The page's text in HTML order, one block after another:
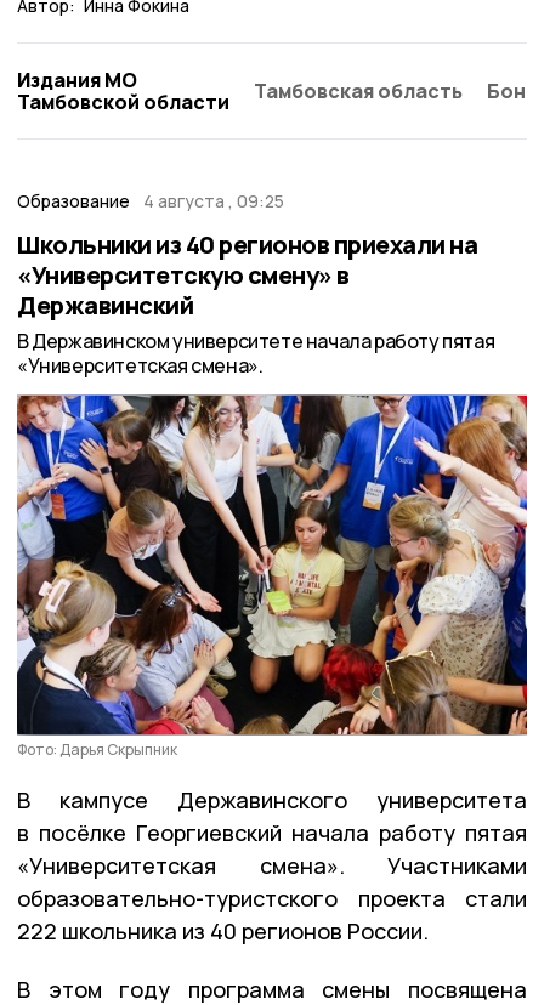
Автор: Инна Фокина
Издания МО
Тамбовской области
Тамбовская область
Образование 4 августа , 09:25
Школьники из 40 регионов приехали на
«Университетскую смену» в
Державинский
В Державинском университете начала работу пятая
«Университетская смена».
Фото: Дарья Скрыпник
В кампусе Державинского университета
в посёлке Георгиевский начала работу пятая
«Университетская смена». Участниками
образовательно-туристского проекта стали
222 школьника из 40 регионов России.
В этом году программа смены посвящена